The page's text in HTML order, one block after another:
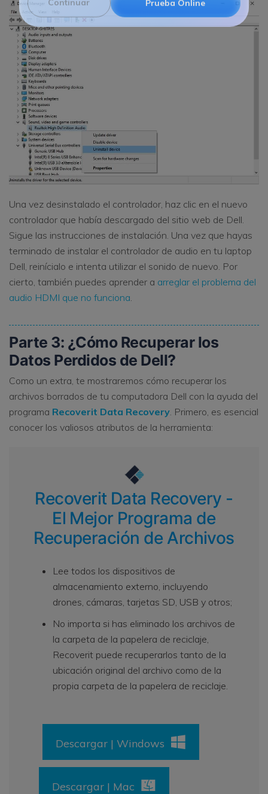
Continuar Prueba Online
Una vez desinstalado el controlador, haz clic en el nuevo
controlador que había descargado del sitio web de Dell.
Sigue las instrucciones de instalación. Una vez que hayas
terminado de instalar el controlador de audio en tu laptop
Dell, reinícialo e intenta utilizar el sonido de nuevo. Por
cierto, también puedes aprender a arreglar el problema del
audio HDMI que no funciona
Parte 3: ¿Cómo Recuperar los
Datos Perdidos de Dell?
Como un extra, te mostraremos cómo recuperar los
archivos borrados de tu computadora Dell con la ayuda del
programa Recoverit Data Recovery . Primero, es esencial
conocer los valiosos atributos de la herramienta:
Recoverit Data Recovery -
El Mejor Programa de
Recuperación de Archivos
Lee todos los dispositivos de
almacenamiento externo, incluyendo
drones, cámaras, tarjetas SD, USB y otros;
No importa si has eliminado los archivos de
la carpeta de la papelera de reciclaje,
Recoverit puede recuperarlos tanto de la
ubicación original del archivo como de la
propia carpeta de la papelera de reciclaje.
Descargar | Windows
Descargar | Mac